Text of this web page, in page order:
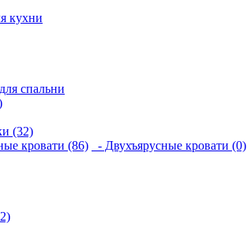
кухни
спальни
(32)
кровати (86) - Двухъярусные кровати (0)